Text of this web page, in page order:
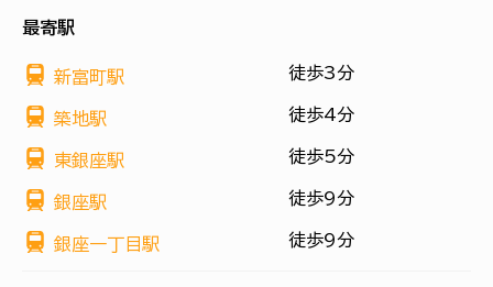
最寄駅
新富町駅 徒歩3分
築地駅 徒歩4分
東銀座駅 徒歩5分
銀座駅 徒歩9分
銀座一丁目駅 徒歩9分